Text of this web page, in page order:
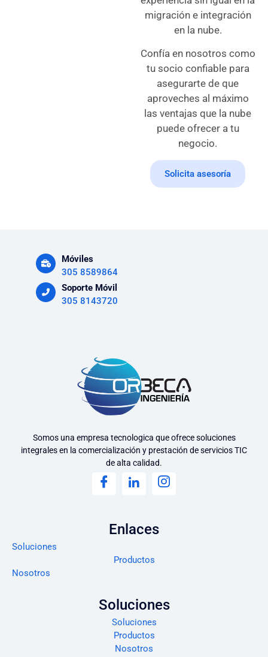
migración e integración
en la nube.
Confía en nosotros como
tu socio confiable para
asegurarte de que
aproveches al máximo
las ventajas que la nube
puede ofrecer a tu
negocio.
Solicita asesoría
Móviles
305 8589864
Soporte Móvil
305 8143720
Somos una empresa tecnologica que ofrece soluciones
integrales en la comercialización y prestación de servicios TIC
de alta calidad.
Enlaces
Soluciones
Productos
Nosotros
Soluciones
Soluciones
Productos
Nosotros